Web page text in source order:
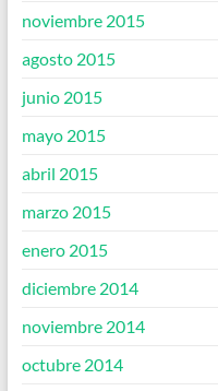
noviembre 2015
agosto 2015
junio 2015
mayo 2015
abril 2015
marzo 2015
enero 2015
diciembre 2014
noviembre 2014
octubre 2014